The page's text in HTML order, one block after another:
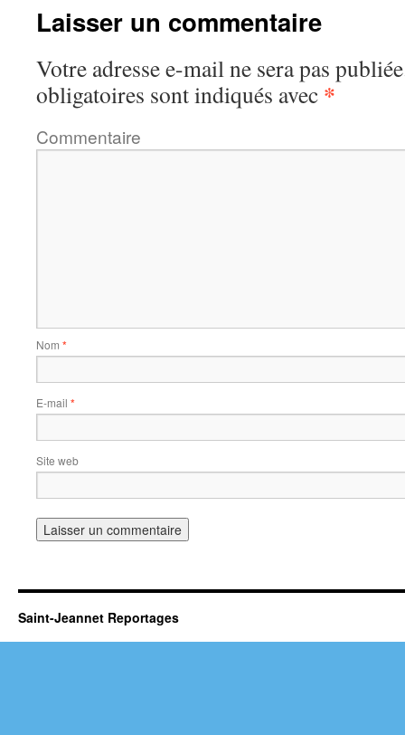
Laisser un commentaire
Votre adresse e-mail ne sera pas
obligatoires sont indiqués avec *
Commentaire
Nom *
E-mail *
Site web
Saint-Jeannet Reportages